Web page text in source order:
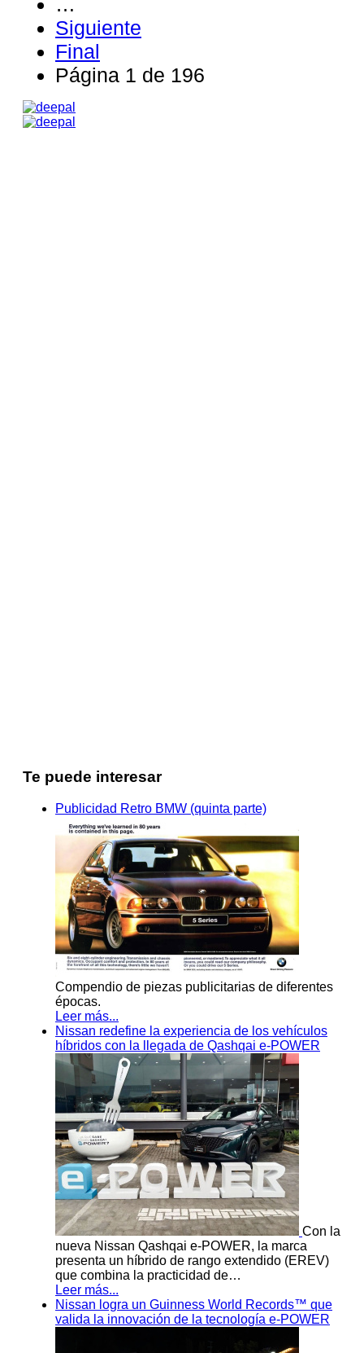
Siguiente
Final
Página 1 de 196
Te puede interesar
Publicidad Retro BMW (quinta parte)
Compendio de piezas publicitarias de diferentes
épocas.
Leer más...
Nissan redefine la experiencia de los vehículos
híbridos con la llegada de Qashqai e-POWER
Con la
nueva Nissan Qashqai e-POWER, la marca
presenta un híbrido de rango extendido (EREV)
que combina la practicidad de…
Leer más...
Nissan logra un Guinness World Records™ que
valida la innovación de la tecnología e-POWER